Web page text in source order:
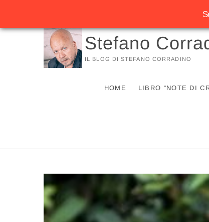
Vai
Stefano
IL BLOG DI STEFANO CORRADINO
HOME LIBRO “NOTE DI